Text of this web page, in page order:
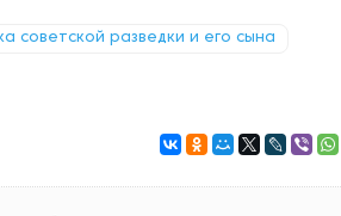
советской разведки и его сына